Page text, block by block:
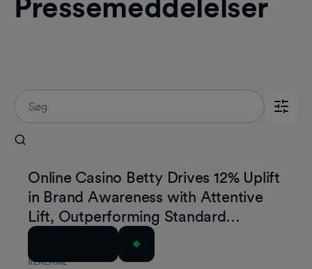
Pressemeddelelser
REKLAME
Online Casino Betty Drives 12% Uplift
in Brand Awareness with Attentive
Lift, Outperforming Standard
Exposure by 4 Points